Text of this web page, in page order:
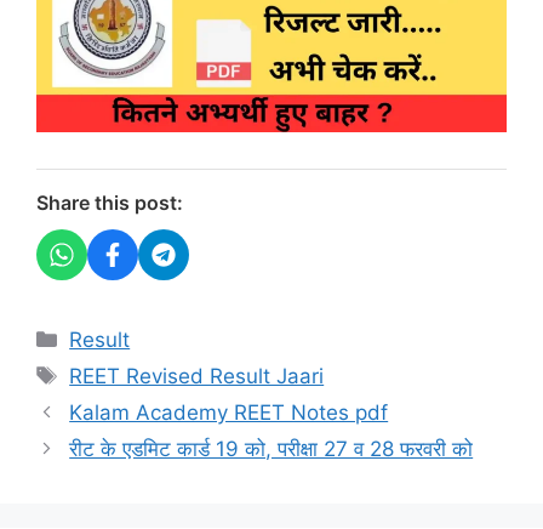
Share this post:
Categories
Result
Tags
REET Revised Result Jaari
Kalam Academy REET Notes pdf
रीट के एडमिट कार्ड 19 को, परीक्षा 27 व 28 फरवरी को